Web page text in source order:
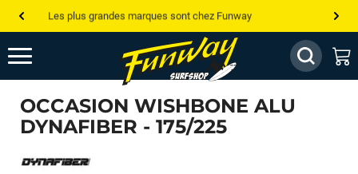
Les plus grandes marques sont chez Funway
Jusqu’à -75% de remise sur le windsurf, wingfoil, etc...
💰 Meilleur prix garanti — Moins cher ailleurs ? On s’aligne !
Besoin de conseils de pro ? Appelle nous !
OCCASION WISHBONE ALU
DYNAFIBER - 175/225